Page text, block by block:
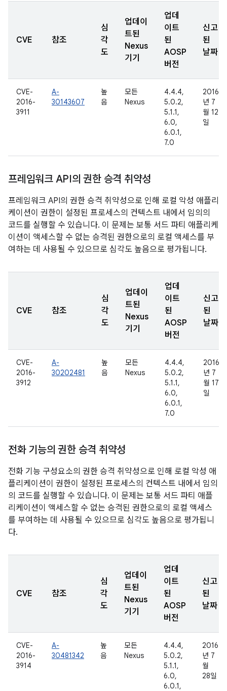
CVE 참조
심
각
도
업데이
트된
Nexus
기기
업데
이트
된
AOSP
버전
신고
된
날짜
CVE-
2016-
3911
A-
30143607
높
음
모든
Nexus
4.4.4,
5.0.2,
5.1.1,
6.0,
6.0.1,
7.0
2016
년 7
월 12
일
프레임워크 API의 권한 승격 취약성
프레임워크 API의 권한 승격 취약성으로 인해 로컬 악성 애플리
케이션이 권한이 설정된 프로세스의 컨텍스트 내에서 임의의
코드를 실행할 수 있습니다. 이 문제는 보통 서드 파티 애플리케
이션이 액세스할 수 없는 승격된 권한으로의 로컬 액세스를 부
여하는 데 사용될 수 있으므로 심각도 높음으로 평가됩니다.
CVE 참조
심
각
도
업데이
트된
Nexus
기기
업데
이트
된
AOSP
버전
신고
된
날짜
CVE-
2016-
3912
A-
30202481
높
음
모든
Nexus
4.4.4,
5.0.2,
5.1.1,
6.0,
6.0.1,
7.0
2016
년 7
월 17
일
전화 기능의 권한 승격 취약성
전화 기능 구성요소의 권한 승격 취약성으로 인해 로컬 악성 애
플리케이션이 권한이 설정된 프로세스의 컨텍스트 내에서 임의
의 코드를 실행할 수 있습니다. 이 문제는 보통 서드 파티 애플
리케이션이 액세스할 수 없는 승격된 권한으로의 로컬 액세스
를 부여하는 데 사용될 수 있으므로 심각도 높음으로 평가됩니
다.
CVE 참조
심
각
도
업데이
트된
Nexus
기기
업데
이트
된
AOSP
버전
신고
된
날짜
CVE-
2016-
3914
A-
30481342
높
음
모든
Nexus
4.4.4,
5.0.2,
5.1.1,
6.0,
6.0.1,
2016
년 7
월
28일